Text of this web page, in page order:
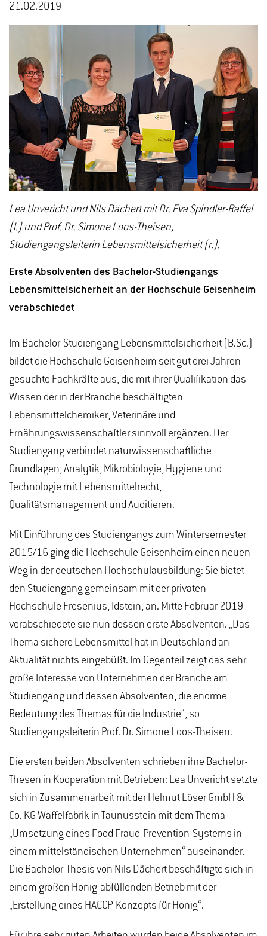
21.02.2019
Lea Unvericht und Nils Dächert mit Dr. Eva Spindler-Raffel
(l.) und Prof. Dr. Simone Loos-Theisen,
Studiengangsleiterin Lebensmittelsicherheit (r.).
Erste Absolventen des Bachelor-Studiengangs
Lebensmittelsicherheit an der Hochschule Geisenheim
verabschiedet
Im Bachelor-Studiengang Lebensmittelsicherheit (B.Sc.)
bildet die Hochschule Geisenheim seit gut drei Jahren
gesuchte Fachkräfte aus, die mit ihrer Qualifikation das
Wissen der in der Branche beschäftigten
Lebensmittelchemiker, Veterinäre und
Ernährungswissenschaftler sinnvoll ergänzen. Der
Studiengang verbindet naturwissenschaftliche
Grundlagen, Analytik, Mikrobiologie, Hygiene und
Technologie mit Lebensmittelrecht,
Qualitätsmanagement und Auditieren.
Mit Einführung des Studiengangs zum Wintersemester
2015/16 ging die Hochschule Geisenheim einen neuen
Weg in der deutschen Hochschulausbildung: Sie bietet
den Studiengang gemeinsam mit der privaten
Hochschule Fresenius, Idstein, an. Mitte Februar 2019
verabschiedete sie nun dessen erste Absolventen. „Das
Thema sichere Lebensmittel hat in Deutschland an
Aktualität nichts eingebüßt. Im Gegenteil zeigt das sehr
große Interesse von Unternehmen der Branche am
Studiengang und dessen Absolventen, die enorme
Bedeutung des Themas für die Industrie“, so
Studiengangsleiterin Prof. Dr. Simone Loos-Theisen.
Die ersten beiden Absolventen schrieben ihre Bachelor-
Thesen in Kooperation mit Betrieben: Lea Unvericht setzte
sich in Zusammenarbeit mit der Helmut Löser GmbH &
Co. KG Waffelfabrik in Taunusstein mit dem Thema
„Umsetzung eines Food Fraud-Prevention-Systems in
einem mittelständischen Unternehmen“ auseinander.
Die Bachelor-Thesis von Nils Dächert beschäftigte sich in
einem großen Honig-abfüllenden Betrieb mit der
„Erstellung eines HACCP-Konzepts für Honig“.